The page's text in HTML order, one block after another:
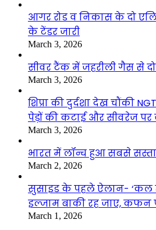
आगर रोड व निकास के दो
के टेंडर जारी
March 3, 2026
सीवर टैंक में जहरीली गैस से
March 3, 2026
शिप्रा की दुर्दशा देख चौंकी
पेड़ों की कटाई और सीवरेज पर
March 3, 2026
भारत में लॉन्च हुआ सबसे सस्ता
March 2, 2026
सुसाइड के पहले ऐलान- ‘कल
इल्जाम बाकी रह जाए, कफन
March 1, 2026